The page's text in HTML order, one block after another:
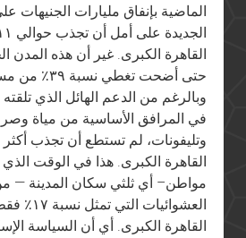
الماضية بإنفاق مليارات الجنيهات
القاهرة الكبرى. غير أن هذه المدن
حتى أضحت تغطي
وبالرغم من الدعم الهائل الذي
في المرافق الأساسية من مياة
مواطن– أي ثلثي سكان المدينة —
العشوائيات
القاهرة الكبرى. أي أن السياسة